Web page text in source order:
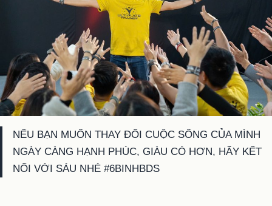
NẾU BẠN MUỐN THAY ĐỔI CUỘC SỐNG CỦA MÌNH
NGÀY CÀNG HẠNH PHÚC, GIÀU CÓ HƠN, HÃY KẾT
NỐI VỚI SÁU NHÉ #6BINHBDS